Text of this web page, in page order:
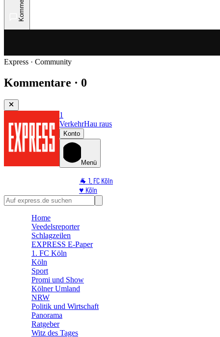
Express · Community
Kommentare · 0
1
VerkehrHau raus
Konto
Menü
🐐 1. FC Köln
♥️ Köln
⭐ Promi
🛒 Shoppingwelt
Home
Veedelsreporter
Schlagzeilen
EXPRESS E-Paper
1. FC Köln
Köln
Sport
Promi und Show
Kölner Umland
NRW
Politik und Wirtschaft
Panorama
Ratgeber
Witz des Tages